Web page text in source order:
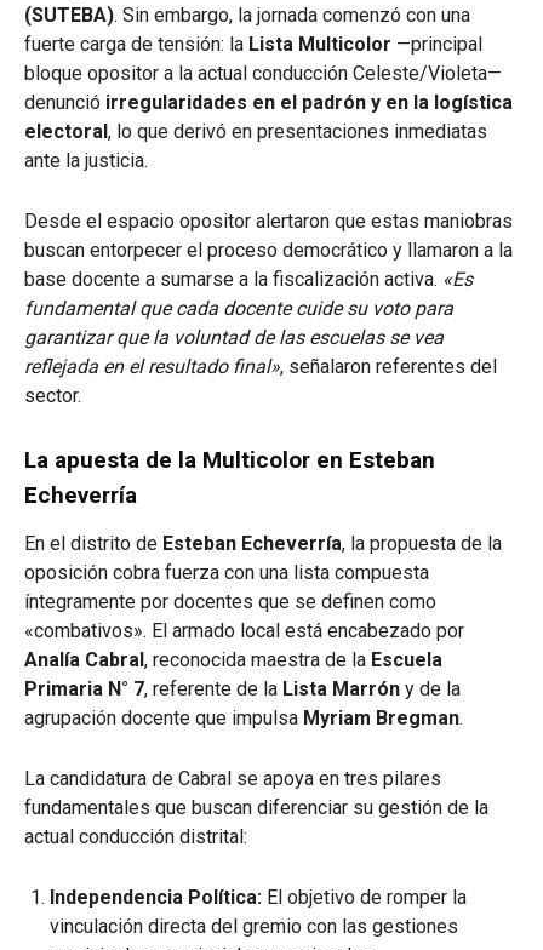
(SUTEBA). Sin embargo, la jornada comenzó con una
fuerte carga de tensión: la Lista Multicolor —principal
bloque opositor a la actual conducción Celeste/Violeta—
denunció irregularidades en el padrón y en la logística
electoral , lo que derivó en presentaciones inmediatas
ante la justicia.
Desde el espacio opositor alertaron que estas maniobras
buscan entorpecer el proceso democrático y llamaron a la
base docente a sumarse a la fiscalización activa. «Es
fundamental que cada docente cuide su voto para
garantizar que la voluntad de las escuelas se vea
reflejada en el resultado final», señalaron referentes del
sector.
La apuesta de la Multicolor en Esteban
Echeverría
En el distrito de Esteban Echeverría, la propuesta de la
oposición cobra fuerza con una lista compuesta
íntegramente por docentes que se definen como
«combativos». El armado local está encabezado por
Analía Cabral , reconocida maestra de la Escuela
Primaria N° 7, referente de la Lista Marrón y de la
agrupación docente que impulsa Myriam Bregman.
La candidatura de Cabral se apoya en tres pilares
fundamentales que buscan diferenciar su gestión de la
actual conducción distrital:
Independencia Política: El objetivo de romper la
vinculación directa del gremio con las gestiones